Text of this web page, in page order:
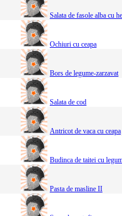
Salata de fasole alba cu
Ochiuri cu ceapa
Bors de legume-zarzavat
Salata de cod
Antricot de vaca cu ceapa
Budinca de taitei cu
Pasta de masline II